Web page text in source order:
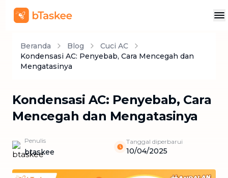
Beranda Blog
Cuci AC
Kondensasi AC: Penyebab, Cara Mencegah dan
Mengatasinya
Kondensasi AC: Penyebab, Cara
Mencegah dan Mengatasinya
Penulis
btaskee
Tanggal diperbarui
10/04/2025